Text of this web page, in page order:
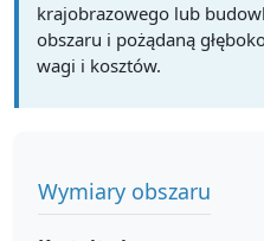
krajobrazowego lub
obszaru i pożądaną
wagi i kosztów.
Wymiary obszaru